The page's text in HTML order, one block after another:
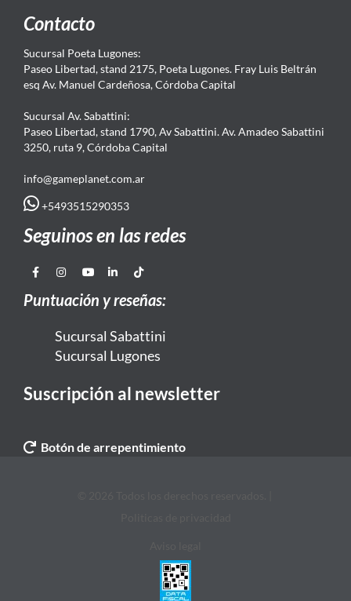
Contacto
Sucursal Poeta Lugones:
Paseo Libertad, stand 2175, Poeta Lugones. Fray Luis Beltrán
esq Av. Manuel Cardeñosa, Córdoba Capital
Sucursal Av. Sabattini:
Paseo Libertad, stand 1790, Av Sabattini. Av. Amadeo Sabattini
3250, ruta 9, Córdoba Capital
info@gameplanet.com.ar
+5493515290353
Seguinos en las redes
Puntuación y reseñas:
Sucursal Sabattini
Sucursal Lugones
Suscripción al newsletter
Botón de arrepentimiento